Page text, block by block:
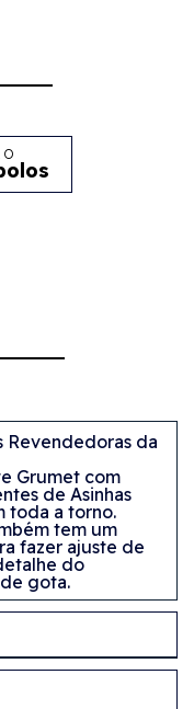
Revendedoras da
Grumet com
de Asinhas
toda a torno.
tem um
fazer ajuste de
do
gota.